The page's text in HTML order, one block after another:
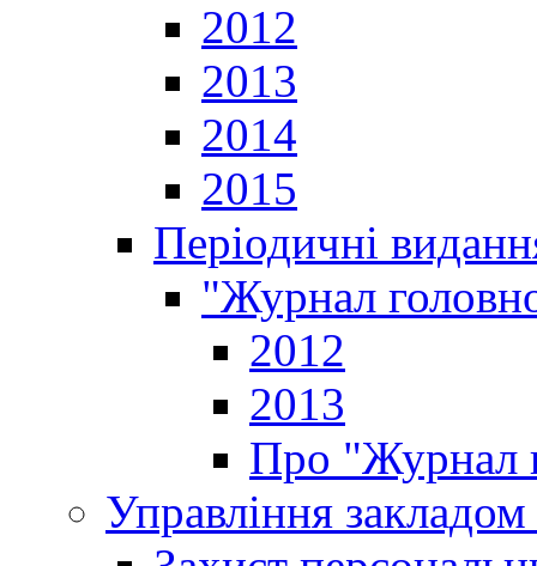
2012
2013
2014
2015
Періодичні
"Журнал
2012
2013
Про "Журнал
Управління